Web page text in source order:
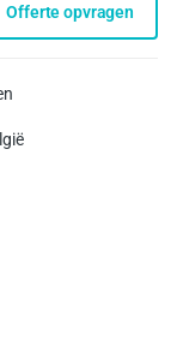
Offerte opvragen